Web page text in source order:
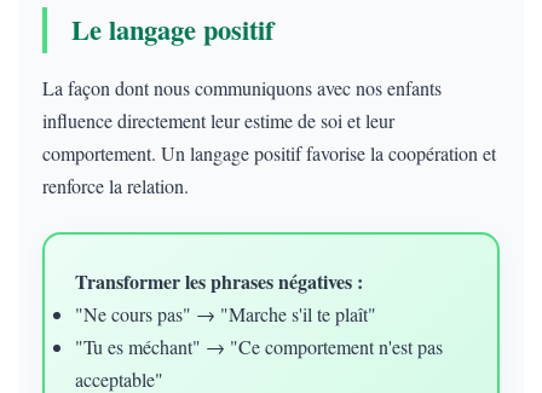
Le langage positif
La façon dont nous communiquons avec nos enfants
influence directement leur estime de soi et leur
comportement. Un langage positif favorise la coopération et
renforce la relation.
Transformer les phrases négatives :
"Ne cours pas" → "Marche s'il te plaît"
"Tu es méchant" → "Ce comportement n'est pas
acceptable"